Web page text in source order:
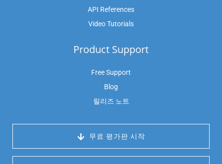
API References
Video Tutorials
Product Support
Free Support
Blog
릴리즈 노트
무료 평가판 시작